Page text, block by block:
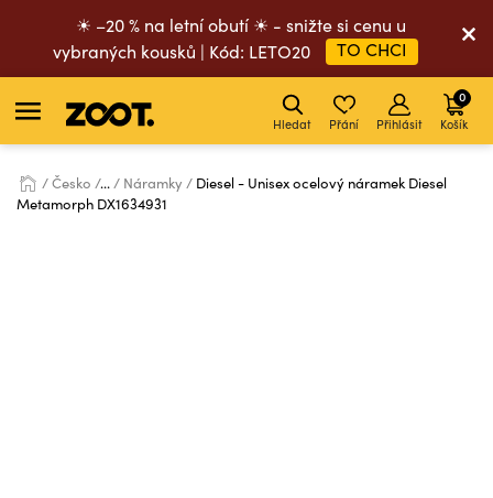
☀ –20 % na letní obutí ☀ - snižte si cenu u
vybraných kousků | Kód: LETO20
TO CHCI
Hledat Přání Přihlásit Košík
0
Česko ... Náramky
Diesel - Unisex ocelový náramek Diesel
Metamorph DX1634931